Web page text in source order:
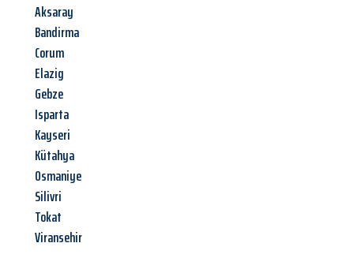
Aksaray
Bandirma
Corum
Elazig
Gebze
Isparta
Kayseri
Kütahya
Osmaniye
Silivri
Tokat
Viransehir